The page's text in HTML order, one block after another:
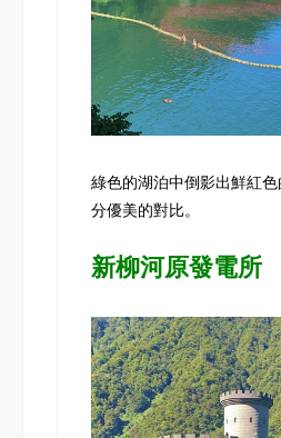
綠色的湖泊中倒影出鮮紅
分優美的對比。
新柳河原發電所